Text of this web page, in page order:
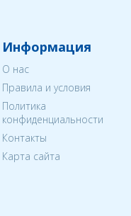
Информация
О нас
Правила и условия
Политика
конфиденциальности
Контакты
Карта сайта